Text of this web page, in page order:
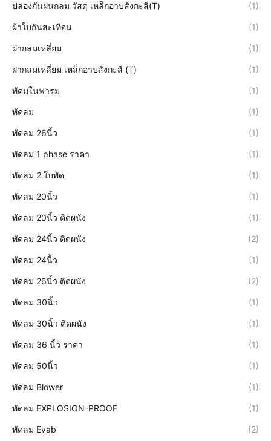
ปล่องกันฝนกลม วัสดุ เหล็กอาบสังกะสี(T) (1)
ผ้าใบกันสะเทือน (1)
ฝากลมเหลี่ยม (1)
ฝากลมเหลี่ยม เหล็กอาบสังกะสี (T) (1)
พัดมในฟารม (1)
พัดลม (1)
พัดลม 26นิ้ว (1)
พัดลม 1 phase ราคา (1)
พัดลม 2 ใบพัด (1)
พัดลม 20นิ้ว (1)
พัดลม 20นิ้ว ติดผนัง (1)
พัดลม 24นิ้ว ติดผนัง (2)
พัดลม 24นื้ว (1)
พัดลม 26นิ้ว ติดผนัง (2)
พัดลม 30นิ้ว (1)
พัดลม 30นิ้ว ติดผนัง (1)
พัดลม 36 นิ้ว ราคา (1)
พัดลม 50นิ้ว (1)
พัดลม Blower (1)
พัดลม EXPLOSION-PROOF (1)
พัดลม Evab (2)